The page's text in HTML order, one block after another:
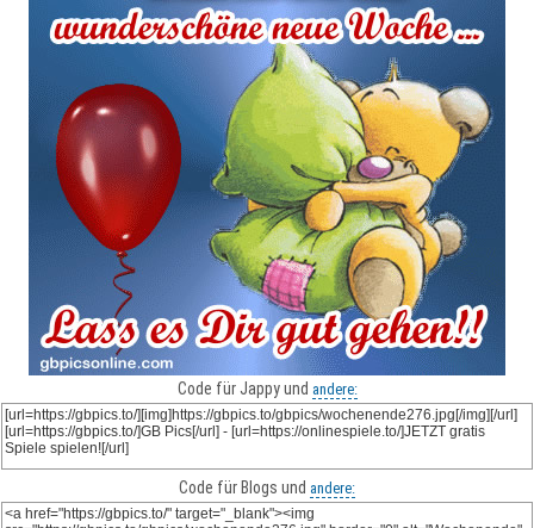
Code für Jappy und andere:
Code für Blogs und andere: